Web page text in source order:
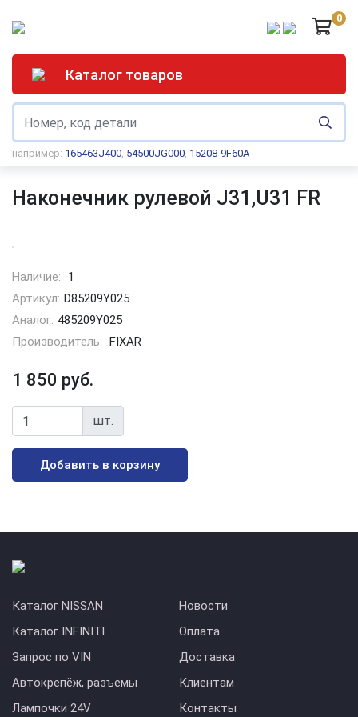
0
Каталог товаров
например: 165463J400, 54500JG000, 15208-9F60A
Наконечник рулевой J31,U31 FR
Наличие:
1
Артикул: D85209Y025
Аналог: 485209Y025
Производитель: FIXAR
1 850 руб.
шт.
Добавить в корзину
Каталог NISSAN
Каталог INFINITI
Запрос по VIN
Автокрепёж, разъемы
Лампочки 24V
Новости
Оплата
Доставка
Клиентам
Контакты